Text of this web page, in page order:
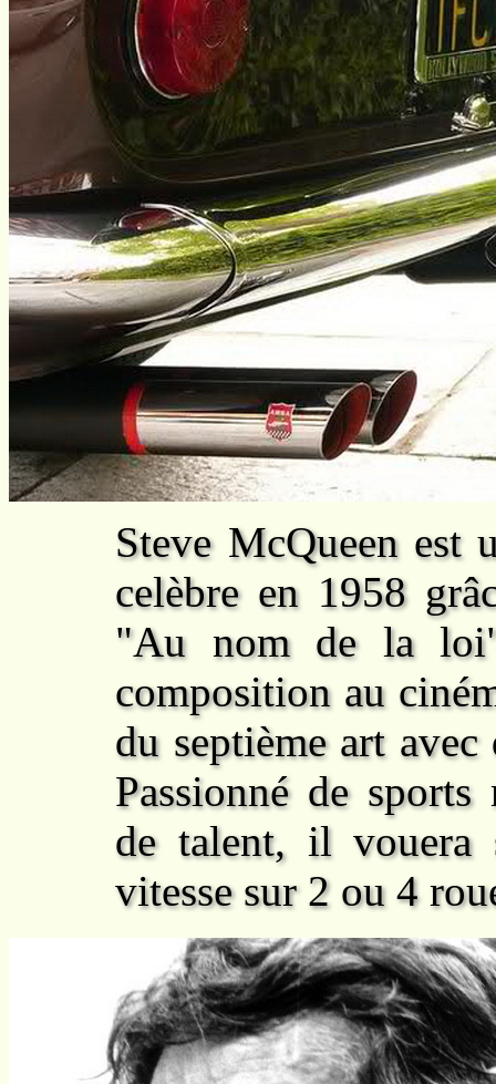
Steve McQueen est
celèbre en 1958
"Au nom de la
composition au
du septième art
Passionné de sports
de talent, il vouera
vitesse sur 2 ou 4